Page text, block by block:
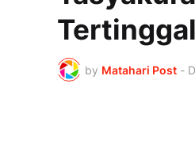
by Matahari Post -